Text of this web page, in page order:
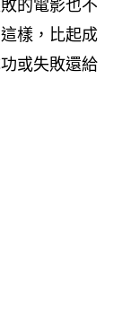
的電影也不
樣，比起成
或失敗還給